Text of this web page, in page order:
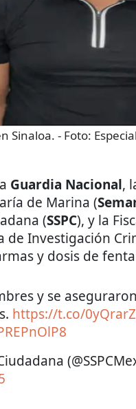
Sinaloa. - Foto: Especial
Guardia Nacional,
de Marina (
(SSPC), y la
de Investigación
y dosis de
y se
https://t.co/